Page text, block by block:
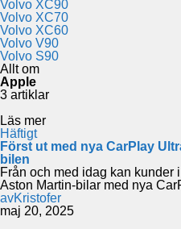
Volvo XC90
Volvo XC70
Volvo XC60
Volvo V90
Volvo S90
Allt om
Apple
3 artiklar
Läs mer
Häftigt
Först ut med nya CarPlay
bilen
Från och med idag kan kunder
Aston Martin-bilar med nya
avKristofer
maj 20, 2025